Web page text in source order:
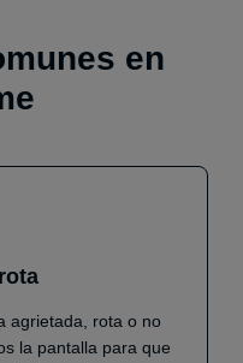
en
agrietada, rota o no
la pantalla para que